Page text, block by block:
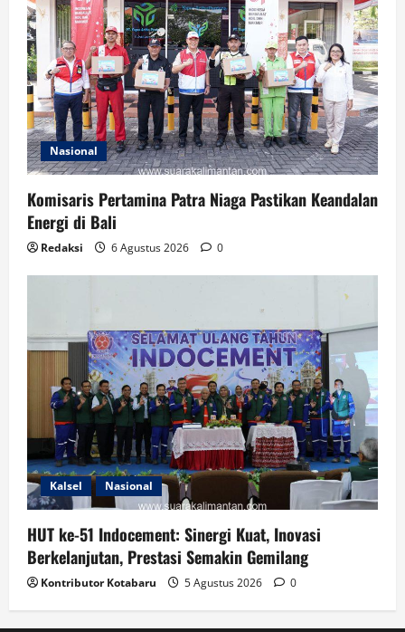
Nasional
Komisaris Pertamina Patra Niaga Pastikan Keandalan
Energi di Bali
Redaksi 6 Agustus 2026 0
Kalsel Nasional
HUT ke-51 Indocement: Sinergi Kuat, Inovasi
Berkelanjutan, Prestasi Semakin Gemilang
Kontributor Kotabaru 5 Agustus 2026 0